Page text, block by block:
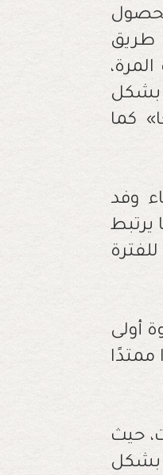
البالغ عددهم 300 عضو»، طريق
بشكل
كما
وفد
يرتبط
أولى
ممتدًا
حيث
بشكل